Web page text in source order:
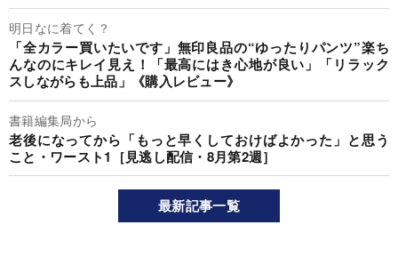
明日なに着てく？
「全カラー買いたいです」無印良品の“ゆったりパンツ”楽ち
んなのにキレイ見え！「最高にはき心地が良い」「リラック
スしながらも上品」《購入レビュー》
書籍編集局から
老後になってから「もっと早くしておけばよかった」と思う
こと・ワースト1［見逃し配信・8月第2週］
最新記事一覧